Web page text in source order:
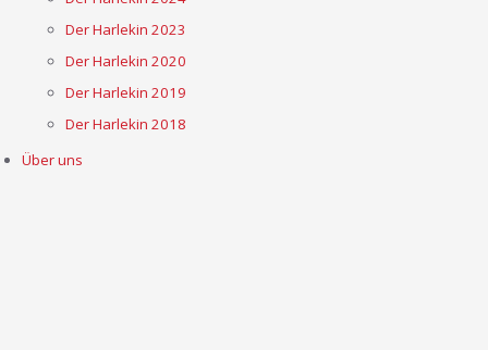
Der Harlekin 2023
Der Harlekin 2020
Der Harlekin 2019
Der Harlekin 2018
Über uns